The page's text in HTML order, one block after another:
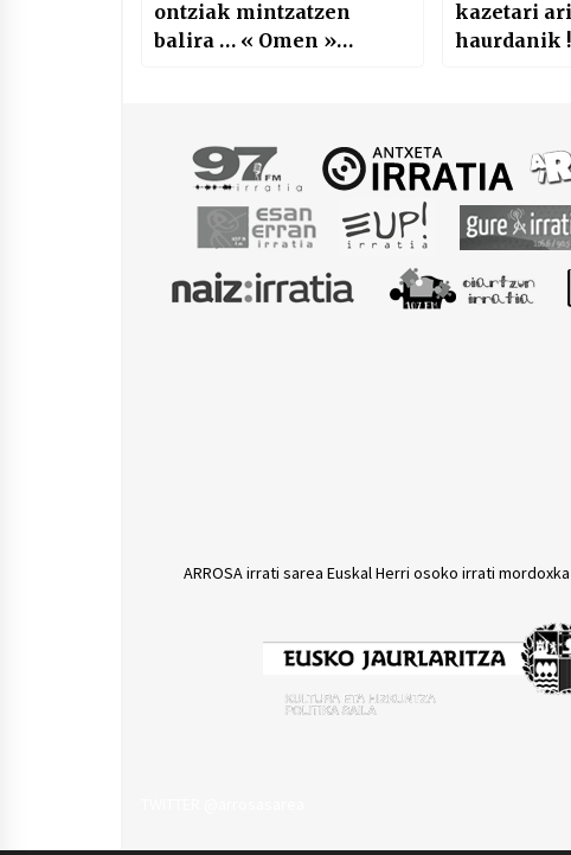
ontziak mintzatzen
balira … « Omen »
kazetari
haurdanik
ARROSA irrati sarea Euskal Herri osoko irrati